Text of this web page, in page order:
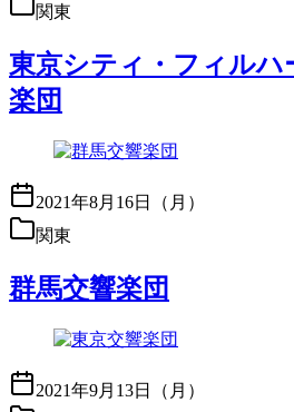
関東
東京シティ・フィルハ
楽団
2021年8月16日（月）
関東
群馬交響楽団
2021年9月13日（月）